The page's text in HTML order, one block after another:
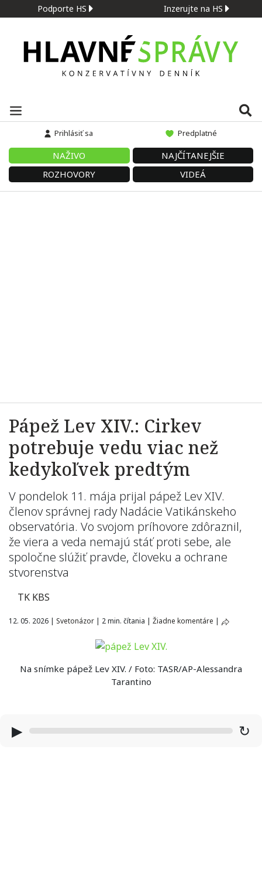
Podporte HS Inzerujte na HS
Prihlásiť sa Predplatné
NAŽIVO
NAJČÍTANEJŠIE
ROZHOVORY
VIDEÁ
Pápež Lev XIV.: Cirkev
potrebuje vedu viac než
kedykoľvek predtým
V pondelok 11. mája prijal pápež Lev XIV.
členov správnej rady Nadácie Vatikánskeho
observatória. Vo svojom príhovore zdôraznil,
že viera a veda nemajú stáť proti sebe, ale
spoločne slúžiť pravde, človeku a ochrane
stvorenstva
TK KBS
12. 05. 2026 | Svetonázor | 2 min. čítania | Žiadne komentáre |
Na snímke pápež Lev XIV. / Foto: TASR/AP-Alessandra
Tarantino
▶ ↻